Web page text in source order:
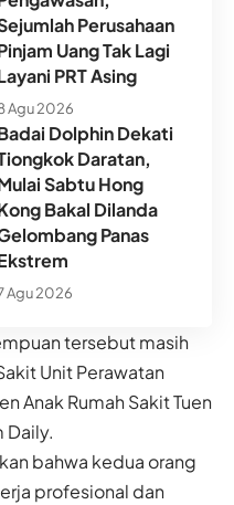
Perusahaan
Uang Tak Lagi
PRT Asing
Agu 2026
Dolphin Dekati
Daratan,
Sabtu Hong
Bakal Dilanda
Panas
Agu 2026
tersebut masih
Unit Perawatan
Anak Rumah Sakit Tuen
Daily.
bahwa kedua orang
profesional dan